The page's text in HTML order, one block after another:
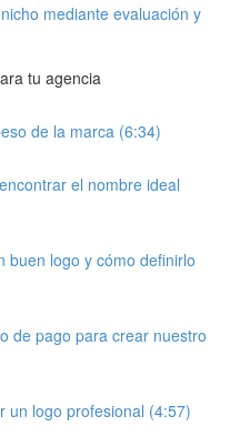
mediante evaluación y
tu agencia
de la marca (6:34)
el nombre ideal
buen logo y cómo definirlo
de pago para crear nuestro
un logo profesional (4:57)